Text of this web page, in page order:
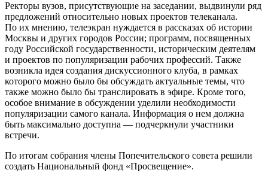
Ректоры вузов, присутствующие на заседании, выдвинули ряд
предложений относительно новых проектов телеканала.
По их мнению, телеэкран нуждается в рассказах об истории
Москвы и других городов России; программ, посвященных
году Российской государственности, историческим деятелям
и проектов по популяризации рабочих профессий. Также
возникла идея создания дискуссионного клуба, в рамках
которого можно было бы обсуждать актуальные темы, что
также можно было бы транслировать в эфире. Кроме того,
особое внимание в обсуждении уделили необходимости
популяризации самого канала. Информация о нем должна
быть максимально доступна — подчеркнули участники
встречи.
По итогам собрания члены Попечительского совета решили
создать Национальный фонд «Просвещение».